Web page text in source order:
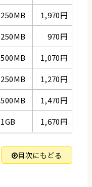
250MB 1,970円
250MB
970円
500MB
1,070円
250MB
1,270円
500MB
1,470円
1GB
1,670円
目次にもどる